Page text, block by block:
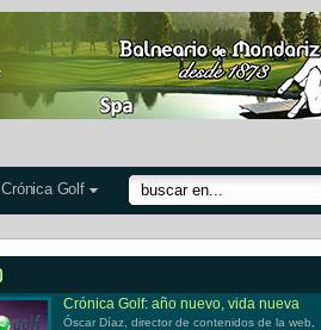
Crónica Golf
Crónica Golf: año nuevo, vida nueva
Óscar Díaz, director de contenidos de la web,